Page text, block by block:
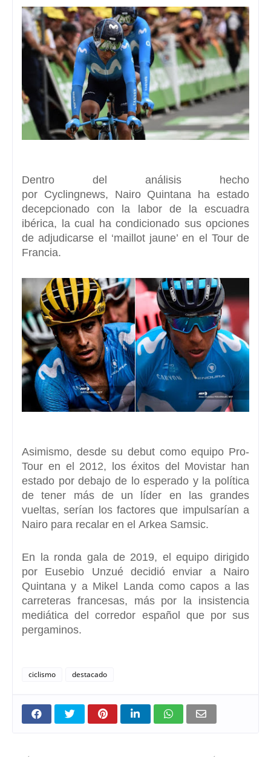
Dentro del análisis hecho
por Cyclingnews, Nairo Quintana ha estado
decepcionado con la labor de la escuadra
ibérica, la cual ha condicionado sus opciones
de adjudicarse el ‘maillot jaune’ en el Tour de
Francia.
Asimismo, desde su debut como equipo Pro-
Tour en el 2012, los éxitos del Movistar han
estado por debajo de lo esperado y la política
de tener más de un líder en las grandes
vueltas, serían los factores que impulsarían a
Nairo para recalar en el Arkea Samsic.
En la ronda gala de 2019, el equipo dirigido
por Eusebio Unzué decidió enviar a Nairo
Quintana y a Mikel Landa como capos a las
carreteras francesas, más por la insistencia
mediática del corredor español que por sus
pergaminos.
ciclismo destacado